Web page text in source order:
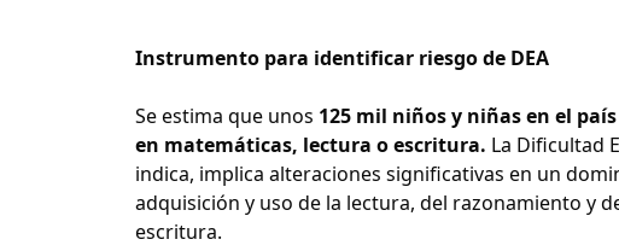
Instrumento para identificar riesgo de DEA
Se estima que unos 125 mil niños y niñas en el
en matemáticas, lectura o escritura. La Dificultad
indica, implica alteraciones significativas en un
adquisición y uso de la lectura, del razonamiento y
escritura.